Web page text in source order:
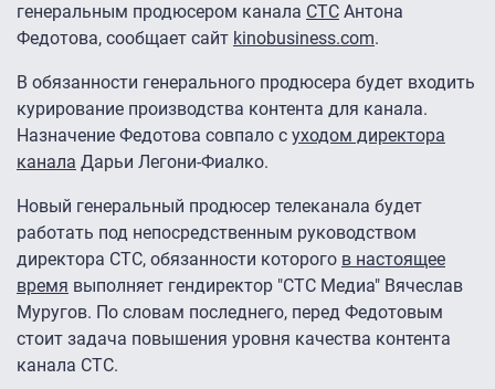
генеральным продюсером канала СТС Антона
Федотова, сообщает сайт kinobusiness.com.
В обязанности генерального продюсера будет входить
курирование производства контента для канала.
Назначение Федотова совпало с уходом директора
канала Дарьи Легони-Фиалко.
Новый генеральный продюсер телеканала будет
работать под непосредственным руководством
директора СТС, обязанности которого в настоящее
время выполняет гендиректор "СТС Медиа" Вячеслав
Муругов. По словам последнего, перед Федотовым
стоит задача повышения уровня качества контента
канала СТС.